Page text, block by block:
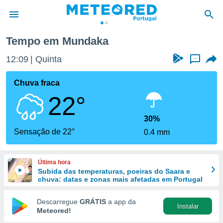
da
foi
fornecidas
a este
das
e
forma
digital
Tempo em Mundaka
12:09 Quinta ...
Chuva fraca
22°
Sensação de 22°
30%
0.4 mm
Última hora
Subida das temperaturas, poeiras do Saara e
chuva: datas e zonas mais afetadas em Portugal
Descarregue GRÁTIS a app da
Meteored!
Instalar